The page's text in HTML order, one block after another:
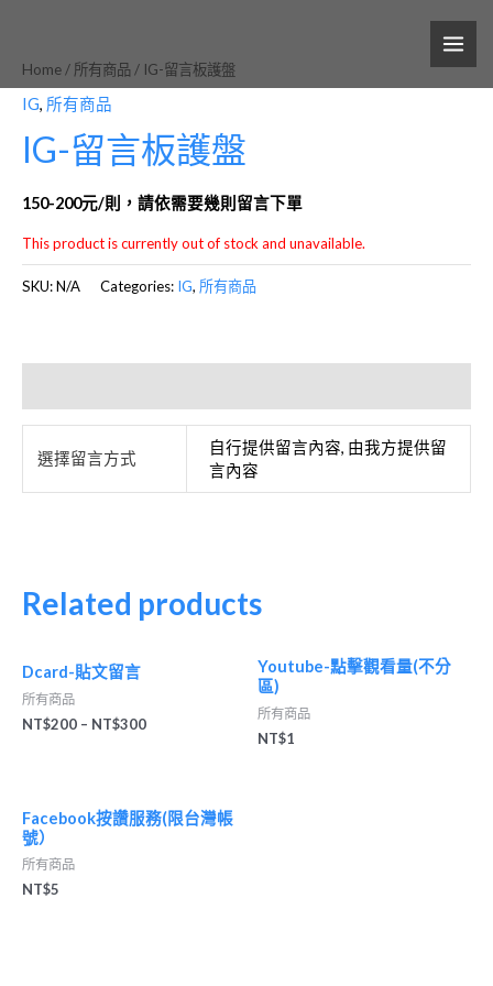
Home / 所有商品 / IG-留言板護盤
IG, 所有商品
IG-留言板護盤
150-200元/則，請依需要幾則留言下單
This product is currently out of stock and unavailable.
SKU:N/A Categories: IG, 所有商品
選擇留言方式
自行提供留言內容, 由我方提供留
言內容
Related products
Dcard-貼文留言
所有商品
NT$200 – NT$300
Youtube-點擊觀看量(不分
區)
所有商品
NT$1
Facebook按讚服務(限台灣帳
號）
所有商品
NT$5